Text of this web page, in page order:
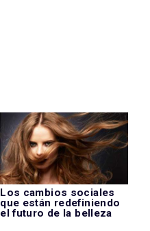
Los cambios sociales
que están redefiniendo
el futuro de la belleza